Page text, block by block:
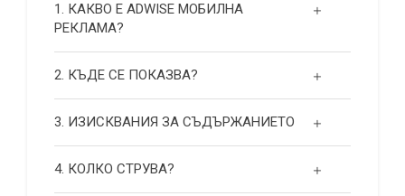
1. КАКВО Е ADWISE МОБИЛНА
РЕКЛАМА?
2. КЪДЕ СЕ ПОКАЗВА?
3. ИЗИСКВАНИЯ ЗА СЪДЪРЖАНИЕТО
4. КОЛКО СТРУВА?